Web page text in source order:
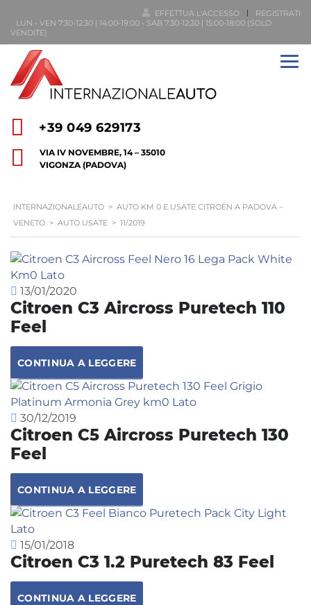
EFFETTUA L'ACCESSO
REGISTRATI
LUN - VEN 7:30-12:30 | 14:00-19:00 - SAB 7:30-12:30 | 15:00-18:00 (SOLO
VENDITE)
+39 049 629173
VIA IV NOVEMBRE, 14 – 35010
VIGONZA (PADOVA)
INTERNAZIONALEAUTO > AUTO KM 0 E USATE CITROËN A PADOVA –
VENETO > AUTO USATE > 11/2019
13/01/2020
Citroen C3 Aircross Puretech 110
Feel
CONTINUA A LEGGERE
30/12/2019
Citroen C5 Aircross Puretech 130
Feel
CONTINUA A LEGGERE
15/01/2018
Citroen C3 1.2 Puretech 83 Feel
CONTINUA A LEGGERE